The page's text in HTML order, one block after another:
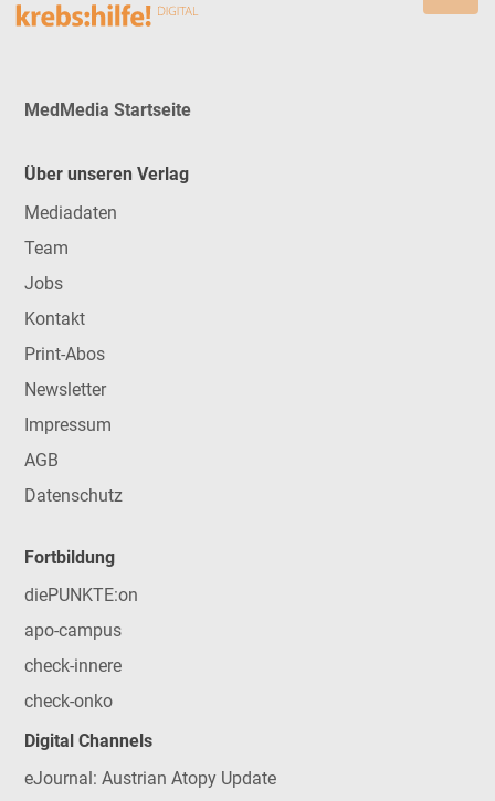
MedMedia Startseite
Über unseren Verlag
Mediadaten
Team
Jobs
Kontakt
Print-Abos
Newsletter
Impressum
AGB
Datenschutz
Fortbildung
diePUNKTE:on
apo-campus
check-innere
check-onko
Digital Channels
eJournal: Austrian Atopy Update